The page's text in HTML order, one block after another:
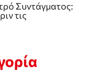
Συντάγματος:
τις